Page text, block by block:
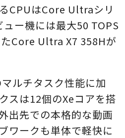
CPUはCore Ultraシリ
ー機には最大50 TOPS
Core Ultra X7 358Hが
ルチタスク性能に加
スは12個のXeコアを搭
出先での本格的な動画
ワークも単体で軽快に